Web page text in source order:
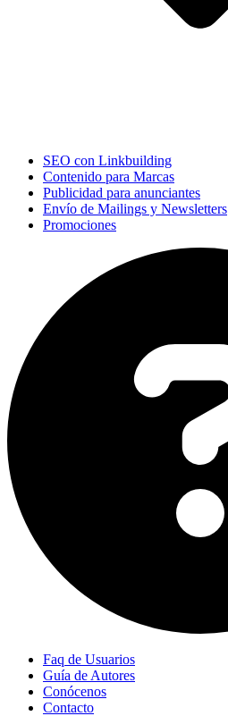
SEO con Linkbuilding
Contenido para Marcas
Publicidad para anunciantes
Envío de Mailings y Newsletters
Promociones
Faq de Usuarios
Guía de Autores
Conócenos
Contacto